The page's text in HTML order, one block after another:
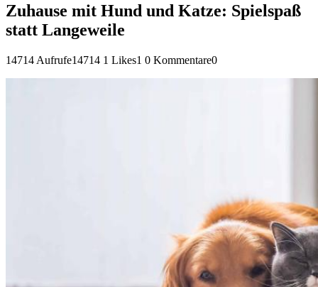
Zuhause mit Hund und Katze: Spielspaß
statt Langeweile
14714 Aufrufe14714 1 Likes1 0 Kommentare0